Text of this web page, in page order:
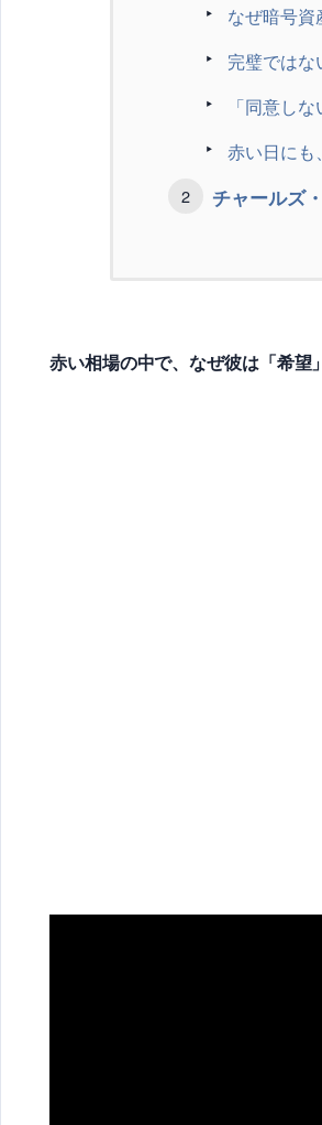
なぜ暗号資
完璧ではな
「同意し
赤い日にも
チャールズ
赤い相場の中で、なぜ彼は「希望